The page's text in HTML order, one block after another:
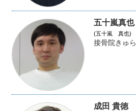
五十嵐真也
(五十嵐 真也)
接骨院きゅら
成田 貴徳